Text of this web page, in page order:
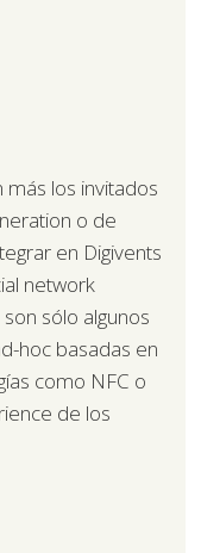
los invitados
o de
en Digivents
network
sólo algunos
hoc basadas en
como NFC o
de los